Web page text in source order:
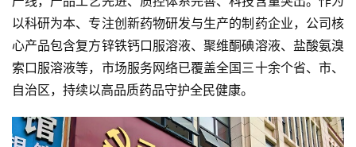
首
以科研为本、专注创新药物研发与生产的制药企业，公司核
心产品包含复方锌铁钙口服溶液、聚维酮碘溶液、盐酸氨溴
索口服溶液等，市场服务网络已覆盖全国三十余个省、市、
自治区，持续以高品质药品守护全民健康。